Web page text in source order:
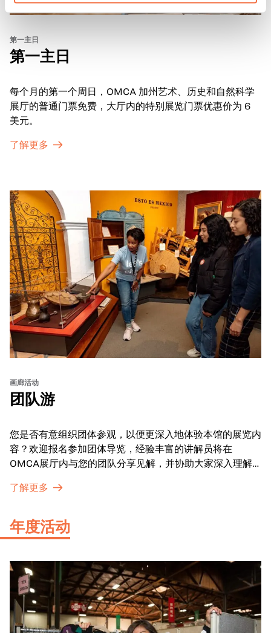
第一主日
第一主日
每个月的第一个周日，OMCA 加州艺术、历史和自然科学
展厅的普通门票免费，大厅内的特别展览门票优惠价为 6
美元。
了解更多
画廊活动
团队游
您是否有意组织团体参观，以便更深入地体验本馆的展览内
容？欢迎报名参加团体导览，经验丰富的讲解员将在
OMCA展厅内与您的团队分享见解，并协助大家深入理解
了解更多
年度活动